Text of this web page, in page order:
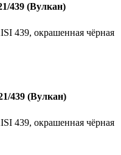
439 (Вулкан)
439, окрашенная чёрная
439 (Вулкан)
439, окрашенная чёрная